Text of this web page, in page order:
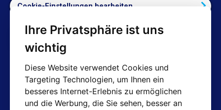
Ihre Privatsphäre ist uns
wichtig
Diese Website verwendet Cookies und
Targeting Technologien, um Ihnen ein
besseres Internet-Erlebnis zu ermöglichen
und die Werbung, die Sie sehen, besser an
Cookie-Einstellungen bearbeiten
Vertrag widerrufen
Kontakte
Shop: info@hotair.cz